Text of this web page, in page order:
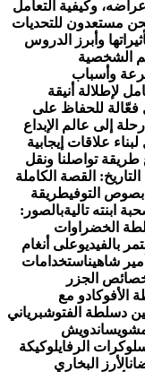
وكيفية التعامل
مستعدون للتحديات
وأبرز الدروس
الشخصية
وأسباب
لإطلالة أنيقة
فعّالة للحفاظ على
إلى عالم الإبداع
علاقات إيجابية
طريقة تواصلنا ونقل
القصة الكاملة
التوفيطريقة
ابنته تاليةبالصور:
الخضراوات
بالفيديوعلى أنغام
شاهيناستخدامات
الجزر
الأفوكادو مع
دسلطة الفتوشبرياني
ساندويش
كرات الرفايلوكيكة
الأرز البخاري